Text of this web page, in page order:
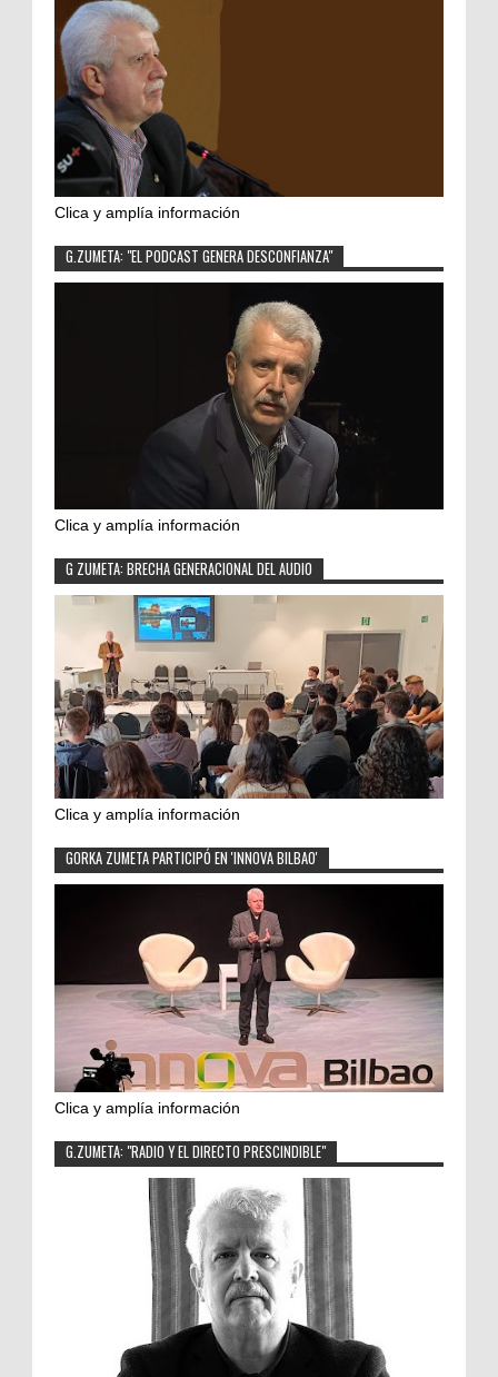
Clica y amplía información
G.ZUMETA: "EL PODCAST GENERA DESCONFIANZA"
Clica y amplía información
G ZUMETA: BRECHA GENERACIONAL DEL AUDIO
Clica y amplía información
GORKA ZUMETA PARTICIPÓ EN 'INNOVA BILBAO'
Clica y amplía información
G.ZUMETA: "RADIO Y EL DIRECTO PRESCINDIBLE"